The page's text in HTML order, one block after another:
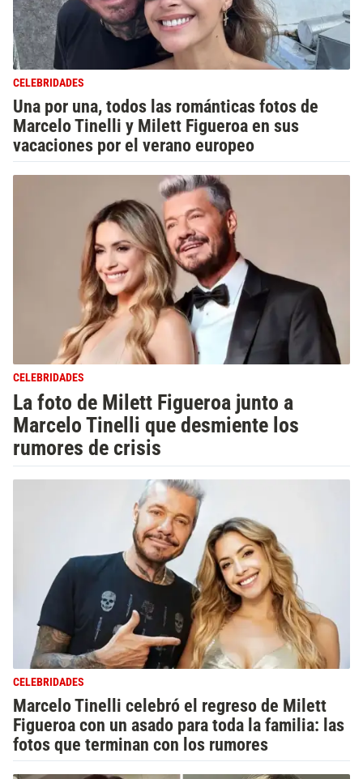
CELEBRIDADES
Una por una, todos las románticas fotos de
Marcelo Tinelli y Milett Figueroa en sus
vacaciones por el verano europeo
CELEBRIDADES
La foto de Milett Figueroa junto a
Marcelo Tinelli que desmiente los
rumores de crisis
CELEBRIDADES
Marcelo Tinelli celebró el regreso de Milett
Figueroa con un asado para toda la familia: las
fotos que terminan con los rumores